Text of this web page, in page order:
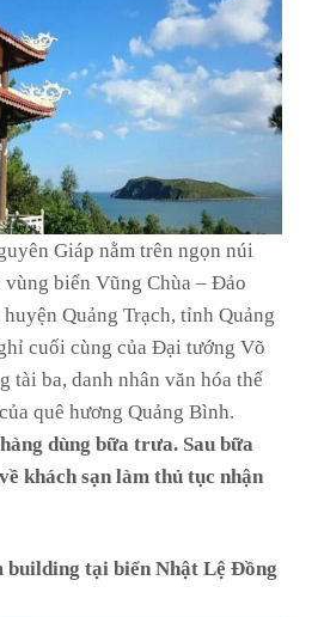
Giáp nằm trên ngọn núi
biển Vũng Chùa – Đảo
Quảng Trạch, tỉnh Quảng
cuối cùng của Đại tướng Võ
tài ba, danh nhân văn hóa thế
quê hương Quảng Bình.
dùng bữa trưa. Sau bữa
khách sạn làm thủ tục nhận
building tại biển Nhật Lệ Đồng